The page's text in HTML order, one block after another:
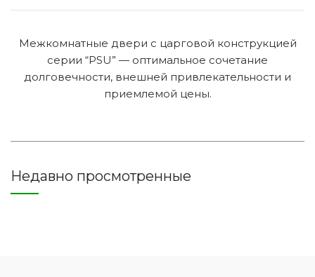
Межкомнатные двери с царговой конструкцией
серии “PSU” — оптимальное сочетание
долговечности, внешней привлекательности и
приемлемой цены.
Недавно просмотренные